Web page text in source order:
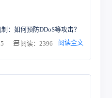
：如何预防DDoS等攻击？
阅读：2396 阅读全文